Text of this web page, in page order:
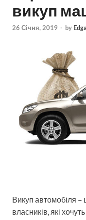
викуп
26 Січня, 2019 - by
Викуп автомобіля –
власників, які